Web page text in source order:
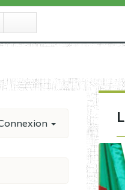
Sous système
Inscriptions
Liste des candidats
Diplômes disponibles